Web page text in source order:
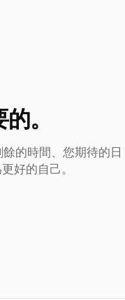
。
的時間、您期待的日
好的自己。